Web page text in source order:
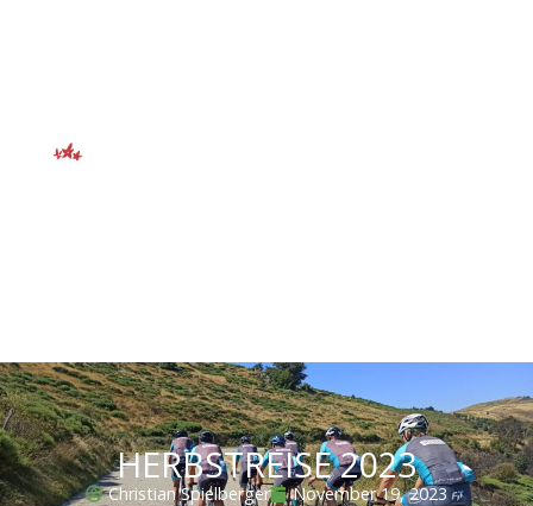
HERBSTREISE 2023
Christian Spielberger November 19, 2023